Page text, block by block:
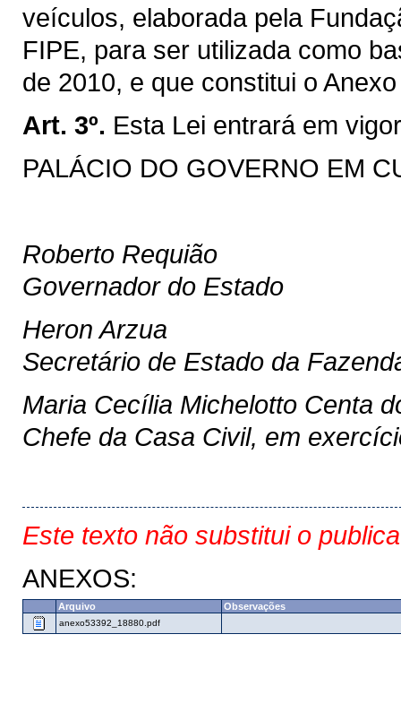
veículos, elaborada pela
FIPE, para ser utilizada como
de 2010, e que constitui o
Art. 3º. Esta Lei entrará em
PALÁCIO DO GOVERNO EM
Roberto Requião
Governador do Estado
Heron Arzua
Secretário de Estado da
Maria Cecília Michelotto Centa
Chefe da Casa Civil, em
Este texto não substitui o
ANEXOS:
Arquivo Observações
anexo53392_18880.pdf